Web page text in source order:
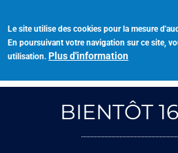
Le site utilise des cookies pour la mesure
En poursuivant votre navigation sur ce site,
utilisation. Plus d'information
contenu
principal
BIENTÔT